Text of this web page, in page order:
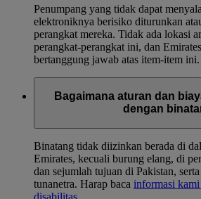
Penumpang yang tidak dapat
elektroniknya berisiko diturunkan
perangkat mereka. Tidak ada lokasi
perangkat-perangkat ini, dan
bertanggung jawab atas item-item ini.
Bagaimana aturan dan
dengan
Binatang tidak diizinkan berada di
Emirates, kecuali burung elang, di
dan sejumlah tujuan di Pakistan,
tunanetra. Harap baca informasi
disabilitas.